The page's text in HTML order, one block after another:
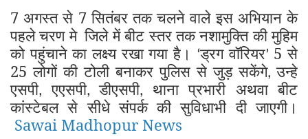
7 अगस्त से 7 सितंबर तक चलने वाले इस अभियान के
पहले चरण मे जिले में बीट स्तर तक नशामुक्ति की मुहिम
को पहुंचाने का लक्ष्य रखा गया है।
‘ड्रग वॉरियर’ 5 से
25 लोगों की टोली बनाकर पुलिस से जुड़ सकेंगे,उन्हे
एसपी,एएसपी,डीएसपी, थाना प्रभारी अथवा बीट
कांस्टेबल से सीधे संपर्क की सुविधाभी दी जाएगी।
Sawai Madhopur News